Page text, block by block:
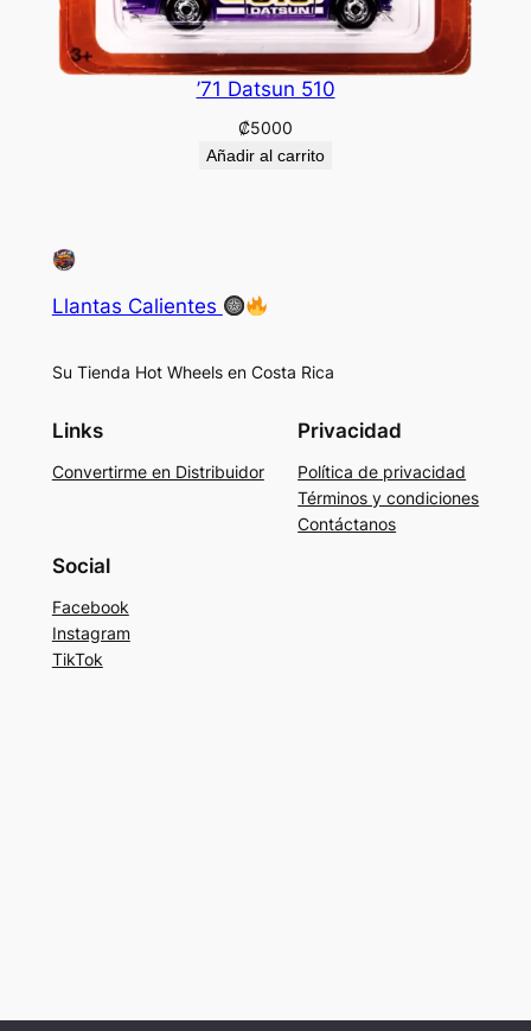
’71 Datsun 510
₡5000
Añadir al carrito
Llantas Calientes
Su Tienda Hot Wheels en Costa Rica
Links
Convertirme en Distribuidor
Privacidad
Política de privacidad
Términos y condiciones
Contáctanos
Social
Facebook
Instagram
TikTok